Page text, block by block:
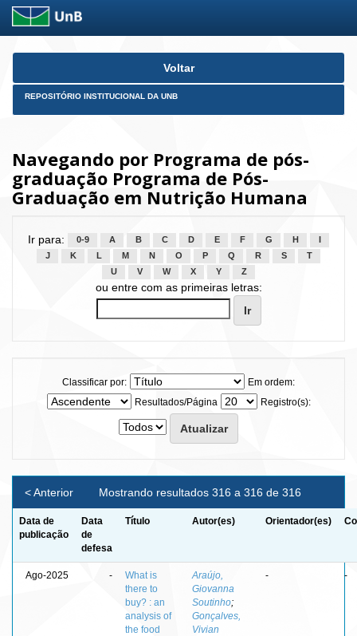
Skip
Voltar
REPOSITÓRIO INSTITUCIONAL DA UNB
Navegando por Programa de pós-
graduação Programa de Pós-
Graduação em Nutrição Humana
Ir para: 0-9 A B C D E F G H
J
K L M N O P Q R S
T
U
V W X Y Z
ou entre com as primeiras letras:
Classificar por:
Em ordem:
Resultados/Página
Registro(s):
Mostrando resultados 316 a 316 de 316
< Anterior
Data de
publicação
Data
de
defesa
Título Autor(es) Orientador(es)
Ago-2025 -
What is
there to
buy? : an
analysis of
the food
Araújo,
Giovanna
Soutinho;
Gonçalves,
Vivian
- -